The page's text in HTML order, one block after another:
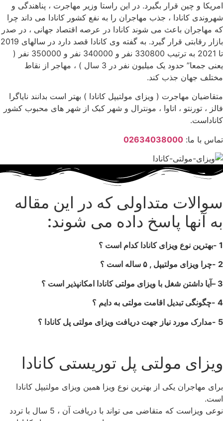
امریکا و چین قرار بگیرد. در این راستا وزیر مهاجرت ، پناهندگی و
شهروندی کانادا ، جذب مهاجران را به نفع کشور کانادا می داند چرا
که مهاجران باعث می شوند کانادا در عرصه اقتصاد جهانی ، در صدر
بازار رقابتی قرار گیرد. به گفته وی کانادا قصد دارد در سالهای 2019
تا 2021 به ترتیب 330800 نفر و 340000 نفر و 350000 نفر (
یعنی جمعا” حدود یک میلیون نفر در 3 سال ) ، مهاجر از نقاط
مختلف جهان جذب کند.
متقاضیان مهاجرت ( ویزای مولتیپل کانادا ) بهتر است بدانند نایاگرا
فالز ، تورنتو ، اتاوا ، مونترال و شهر کبک از شهر های محبوب کشور
کاناداست.
تماس با ما: 02634038000
سوالات متداولی که در این مقاله
به آنها پاسخ داده می شوند:
1 -بهترین نوع ویزای کانادا کدام است ؟
2 -چرا ویزای مولتیپل , ۵ ساله است ؟
3 –
آیا داشتن شغل با ویزای مولتی کانادا امکانپذیر است ؟
4 -چگونگی تبدیل اقامت مولتی به دايم ؟
5 -مدارک مورد نیاز جهت دریافت ویزای مولتی پل کانادا ؟
ویزای مولتی پل توریستی کانادا
برای مهاجران یکی از بهترین نوع ویزا همین ویزای مولتیپل کانادا
است.
نوعی ویزاست که متقاضی می تواند با دریافت آن ، 5 سال با تردد